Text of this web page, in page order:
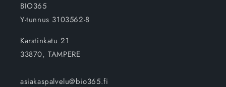
BIO365
Y-tunnus 3103562-8
Karstinkatu 21
33870, TAMPERE
asiakaspalvelu@bio365.fi